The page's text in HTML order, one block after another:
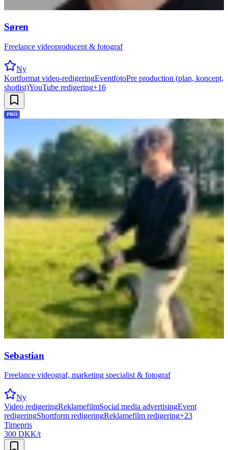
Søren
Freelance videoproducent & fotograf
Ny
Kortformat video-redigeringEventfotoPre production (plan, koncept,
shotlist)YouTube redigering+16
PRO
Sebastian
Freelance videograf, marketing specialist & fotograf
Ny
Video redigeringReklamefilmSocial media advertisingEvent
redigeringShortform redigeringReklamefilm redigering+23
Timepris
300 DKK/t